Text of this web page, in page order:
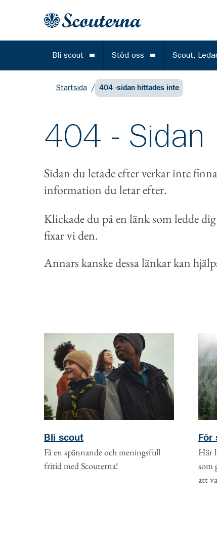
Gå till huvudinnehållet
Bli scout Öppna meny
Stöd oss Öppna meny
Scout,
Startsida / 404 -sidan hittades inte
404 - Sidan
Sidan du letade efter verkar inte
information du letar efter.
Klickade du på en länk som ledde
fixar vi den.
Annars kanske dessa länkar kan
Bli scout
Få en spännande och meningsfull
fritid med Scouterna!
Här
som
att